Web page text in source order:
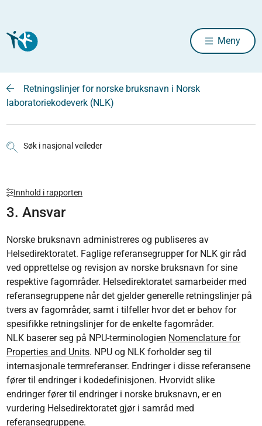
Meny
Retningslinjer for norske bruksnavn i Norsk
laboratoriekodeverk (NLK)
Søk i nasjonal veileder
Innhold i rapporten
3. Ansvar
Norske bruksnavn administreres og publiseres av
Helsedirektoratet. Faglige referansegrupper for NLK gir råd
ved opprettelse og revisjon av norske bruksnavn for sine
respektive fagområder. Helsedirektoratet samarbeider med
referansegruppene når det gjelder generelle retningslinjer på
tvers av fagområder, samt i tilfeller hvor det er behov for
spesifikke retningslinjer for de enkelte fagområder.
NLK baserer seg på NPU-terminologien Nomenclature for
Properties and Units. NPU og NLK forholder seg til
internasjonale termreferanser. Endringer i disse referansene
fører til endringer i kodedefinisjonen. Hvorvidt slike
endringer fører til endringer i norske bruksnavn, er en
vurdering Helsedirektoratet gjør i samråd med
referansegruppene.